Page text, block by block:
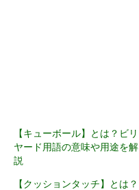
【キューボール】とは？ビリ
ヤード用語の意味や用途を解
説
【クッションタッチ】とは？